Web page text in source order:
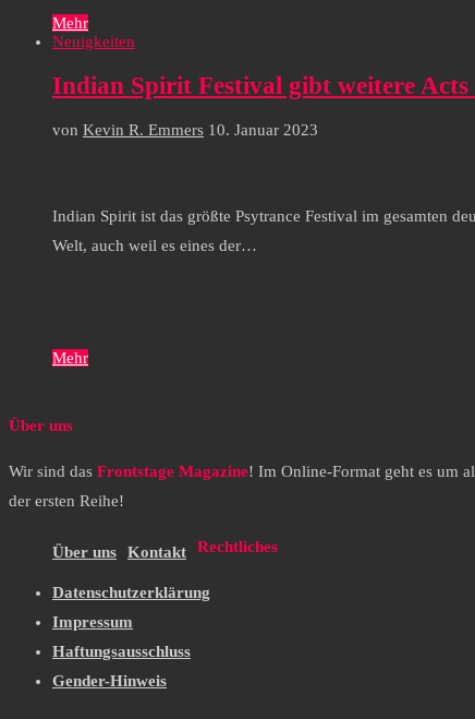
Mehr
Neuigkeiten
Indian Spirit Festival gibt weitere
von Kevin R. Emmers 10. Januar 2023
Indian Spirit ist das größte Psytrance Festival im gesamten
Welt, auch weil es eines der…
Mehr
Über uns
Wir sind das Frontstage Magazine! Im Online-Format geht es um
der ersten Reihe!
Über uns Kontakt Rechtliches
Datenschutzerklärung
Impressum
Haftungsausschluss
Gender-Hinweis